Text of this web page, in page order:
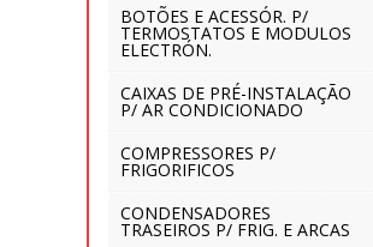
BOTÕES E ACESSÓR. P/
TERMOSTATOS E MODULOS
ELECTRÓN.
CAIXAS DE PRÉ-INSTALAÇÃO
P/ AR CONDICIONADO
COMPRESSORES P/
FRIGORIFICOS
CONDENSADORES
TRASEIROS P/ FRIG. E ARCAS